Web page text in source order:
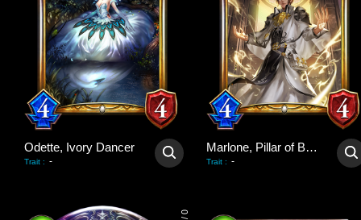
Odette, Ivory Dancer
Trait : -
Marlone, Pillar of Balance
Trait : -
0
/